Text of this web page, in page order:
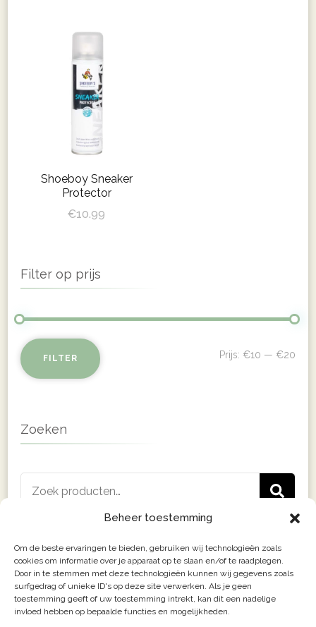
Beheer toestemming
Om de beste ervaringen te bieden, gebruiken wij technologieën zoals
cookies om informatie over je apparaat op te slaan en/of te raadplegen.
Door in te stemmen met deze technologieën kunnen wij gegevens zoals
surfgedrag of unieke ID's op deze site verwerken. Als je geen
toestemming geeft of uw toestemming intrekt, kan dit een nadelige
invloed hebben op bepaalde functies en mogelijkheden.
Shoeboy Sneaker
Protector
€10.99
Filter op prijs
FILTER Prijs: €10 — €20
Zoeken
Zoeken